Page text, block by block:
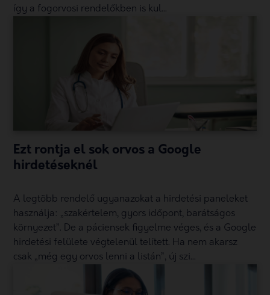
így a fogorvosi rendelőkben is kul...
Ezt rontja el sok orvos a Google
hirdetéseknél
A legtöbb rendelő ugyanazokat a hirdetési paneleket
használja: „szakértelem, gyors időpont, barátságos
környezet”. De a páciensek figyelme véges, és a Google
hirdetési felülete végtelenül telített. Ha nem akarsz
csak „még egy orvos lenni a listán”, új szi...